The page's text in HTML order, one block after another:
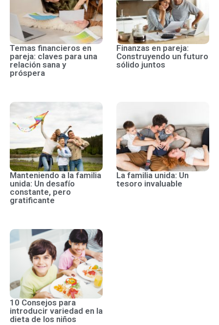
Temas financieros en
pareja: claves para una
relación sana y
próspera
Finanzas en pareja:
Construyendo un futuro
sólido juntos
Manteniendo a la familia
unida: Un desafío
constante, pero
gratificante
La familia unida: Un
tesoro invaluable
10 Consejos para
introducir variedad en la
dieta de los niños